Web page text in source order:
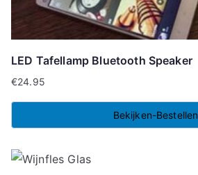
LED Tafellamp Bluetooth Speaker
€24.95
Bekijken-Bestellen